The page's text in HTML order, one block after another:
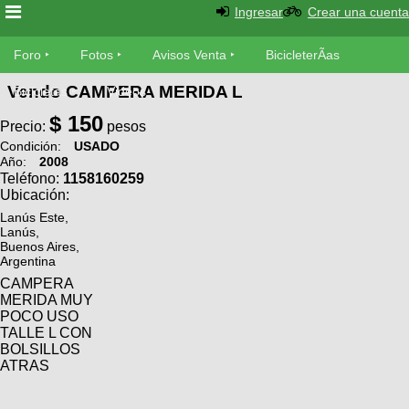
Foro
Foro
TÃ©cnica
MecÃ¡nica
Fotos
SUBÃ
tu foto
Galeria
XC
Bicicletas
Viajes
Descenso
Avisos
Ventas
SUBÃ
tu
Buscar
Ultimos
BicicleterÃ­
as
Bicicletas
Bicicletas
Tandem
Videos
Cicloturismo
Ingresar Crear una cuenta
Foro Fotos Avisos Venta BicicleterÃ­as
Bicicletas Videos
Vendo CAMPERA MERIDA L
Precio: $ 150 pesos
Condición:
USADO
Año:
2008
Teléfono: 1158160259
Ubicación:
Lanús Este,
Lanús,
Buenos Aires,
Argentina
CAMPERA
MERIDA MUY
POCO USO
TALLE L CON
BOLSILLOS
ATRAS